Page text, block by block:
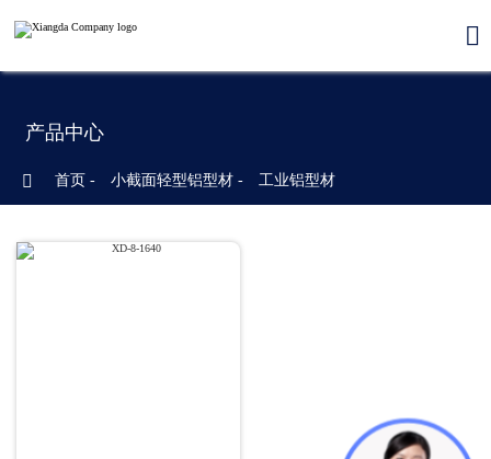

产品中心
 首页 - 小截面轻型铝型材 - 工业铝型材